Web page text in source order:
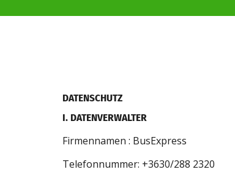
DATENSCHUTZ
I. DATENVERWALTER
Firmennamen : BusExpress
Telefonnummer: +3630/288 2320